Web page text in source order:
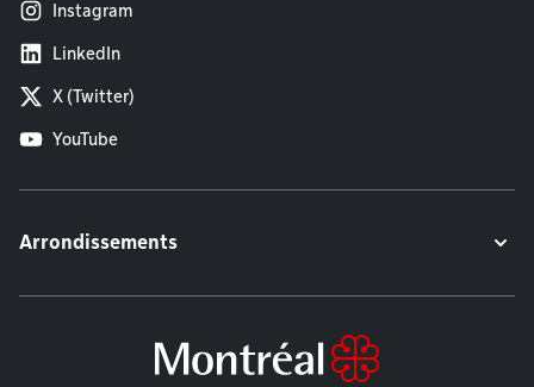
Instagram
LinkedIn
X (Twitter)
YouTube
Arrondissements